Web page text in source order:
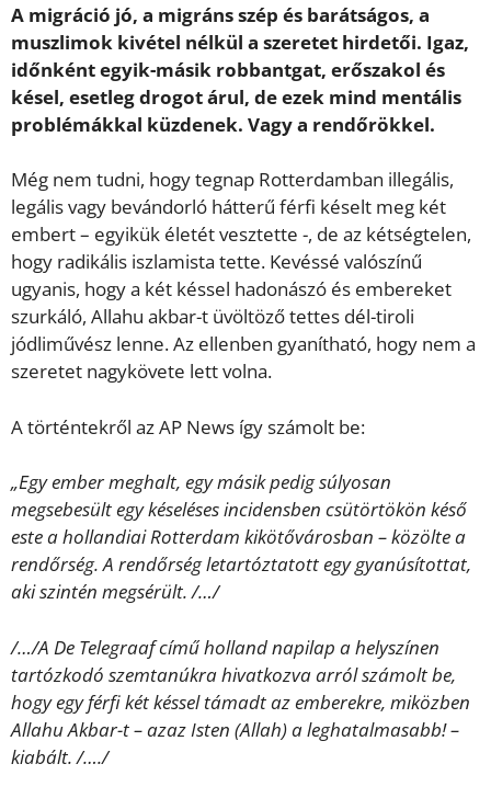
A migráció jó, a migráns szép és barátságos, a
muszlimok kivétel nélkül a szeretet hirdetői. Igaz,
időnként egyik-másik robbantgat, erőszakol és
késel, esetleg drogot árul, de ezek mind mentális
problémákkal küzdenek. Vagy a rendőrökkel.
Még nem tudni, hogy tegnap Rotterdamban illegális,
legális vagy bevándorló hátterű férfi késelt meg két
embert – egyikük életét vesztette -, de az kétségtelen,
hogy radikális iszlamista tette. Kevéssé valószínű
ugyanis, hogy a két késsel hadonászó és embereket
szurkáló, Allahu akbar-t üvöltöző tettes dél-tiroli
jódliművész lenne. Az ellenben gyanítható, hogy nem a
szeretet nagykövete lett volna.
A történtekről az AP News így számolt be:
„Egy ember meghalt, egy másik pedig súlyosan
megsebesült egy késeléses incidensben csütörtökön késő
este a hollandiai Rotterdam kikötővárosban – közölte a
rendőrség. A rendőrség letartóztatott egy gyanúsítottat,
aki szintén megsérült. /…/
/…/A De Telegraaf című holland napilap a helyszínen
tartózkodó szemtanúkra hivatkozva arról számolt be,
hogy egy férfi két késsel támadt az emberekre, miközben
Allahu Akbar-t – azaz Isten (Allah) a leghatalmasabb! –
kiabált. /…./